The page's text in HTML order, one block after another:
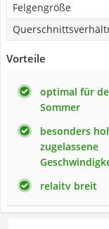
Felgengröße
Vorteile
optimal für
Sommer
besonders
zugelassene
relaitv breit